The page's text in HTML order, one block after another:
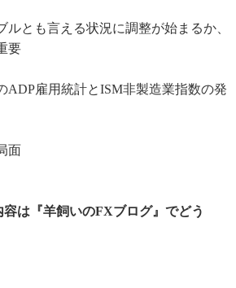
ルとも言える状況に調整が始まるか、
要
ADP雇用統計とISM非製造業指数の発
面
は『羊飼いのFXブログ』でどう